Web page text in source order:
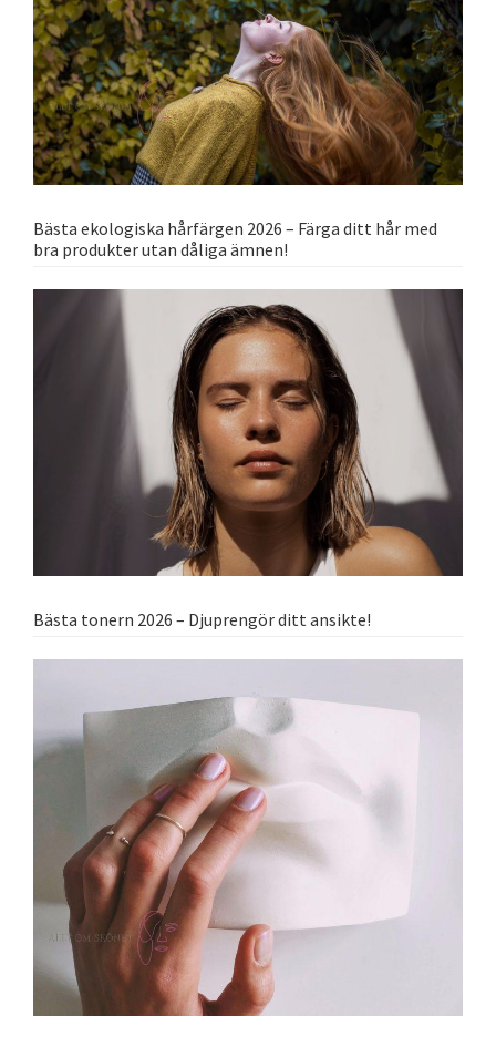
Bästa ekologiska hårfärgen 2026 – Färga ditt hår med
bra produkter utan dåliga ämnen!
Bästa tonern 2026 – Djuprengör ditt ansikte!